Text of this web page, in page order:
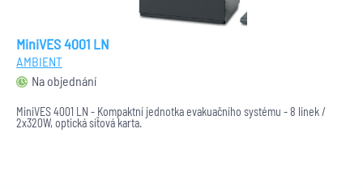
MiniVES 4001 LN
AMBIENT
Na objednání
MiniVES 4001 LN - Kompaktní jednotka evakuačního systému - 8 linek /
2x320W, optická síťová karta.